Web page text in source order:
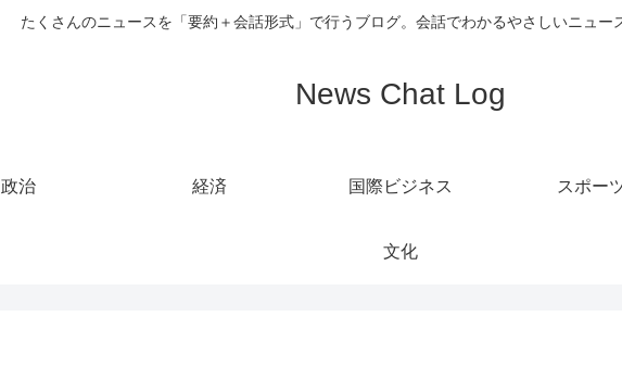
たくさんのニュースを「要約＋会話形式」で行うブログ。会話でわかるやさしいニュー
News Chat Log
政治 経済 国際ビジネス スポー
文化